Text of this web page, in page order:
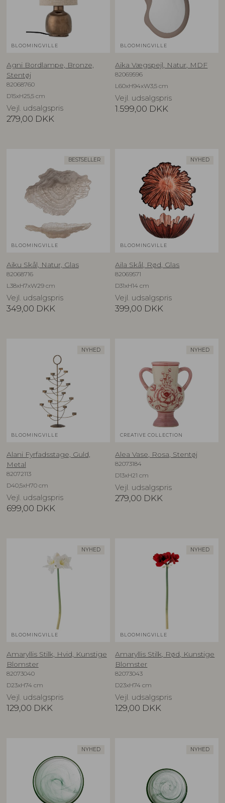
BLOOMINGVILLE
Agni Bordlampe, Bronze,
Stentøj
82068760
D15xH25,5 cm
Vejl. udsalgspris
279,00 DKK
BLOOMINGVILLE
Aika Vægspejl, Natur, MDF
82069596
L60xH94xW3,5 cm
Vejl. udsalgspris
1.599,00 DKK
BESTSELLER
BLOOMINGVILLE
Aiku Skål, Natur, Glas
82068716
L38xH7xW29 cm
Vejl. udsalgspris
349,00 DKK
NYHED
BLOOMINGVILLE
Aila Skål, Rød, Glas
82069571
D31xH14 cm
Vejl. udsalgspris
399,00 DKK
NYHED
BLOOMINGVILLE
Alani Fyrfadsstage, Guld,
Metal
82072113
D40,5xH70 cm
Vejl. udsalgspris
699,00 DKK
NYHED
CREATIVE COLLECTION
Alea Vase, Rosa, Stentøj
82073184
D13xH21 cm
Vejl. udsalgspris
279,00 DKK
NYHED
BLOOMINGVILLE
Amaryllis Stilk, Hvid, Kunstige
Blomster
82073040
D23xH74 cm
Vejl. udsalgspris
129,00 DKK
NYHED
BLOOMINGVILLE
Amaryllis Stilk, Rød, Kunstige
Blomster
82073043
D23xH74 cm
Vejl. udsalgspris
129,00 DKK
NYHED NYHED